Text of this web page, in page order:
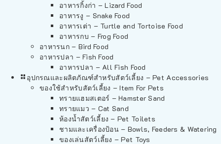
อาหารกิ้งก่า – Lizard Food
อาหารงู – Snake Food
อาหารเต่า – Turtle and Tortoise Food
อาหารกบ – Frog Food
อาหารนก – Bird Food
อาหารปลา – Fish Food
อาหารปลา – All Fish Food
อุปกรณและผลิตภัณฑ์สำหรับสัตว์เลี้ยง – Pet Accessories
ของใช้สำหรับสัตว์เลี้ยง – Item For Pets
ทรายแฮมสเตอร์ – Hamster Sand
ทรายแมว – Cat Sand
ห้องน้ำสัตว์เลี้ยง – Pet Toilets
ชามและเครื่องป้อน – Bowls, Feeders & Watering
ของเล่นสัตว์เลี้ยง – Pet Toys